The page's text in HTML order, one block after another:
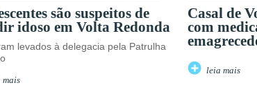
são suspeitos de
idoso em Volta Redonda
levados à delegacia pela Patrulha
mais
Casal de
com
leia mais